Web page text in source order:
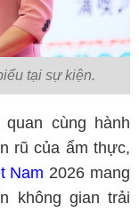
tại sự kiện.
cùng hành
rũ của ẩm thực,
Nam 2026 mang
không gian trải